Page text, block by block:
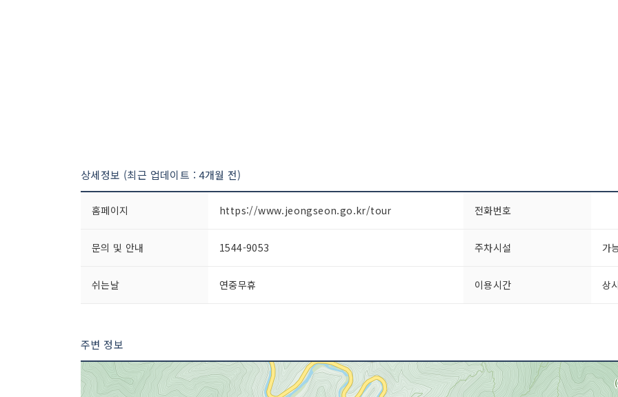
상세정보 (최근 업데이트 : 4개월 전)
홈페이지 https://www.jeongseon.go.kr/tour 전화번호
문의 및 안내 1544-9053 주차시설 가
쉬는날 연중무휴 이용시간 상
주변 정보